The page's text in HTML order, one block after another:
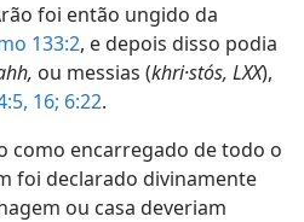
foi então ungido da
133:2, e depois disso podia
ou messias (khri·stós, LXX),
16; 6:22.
como encarregado de todo o
foi declarado divinamente
ou casa deveriam